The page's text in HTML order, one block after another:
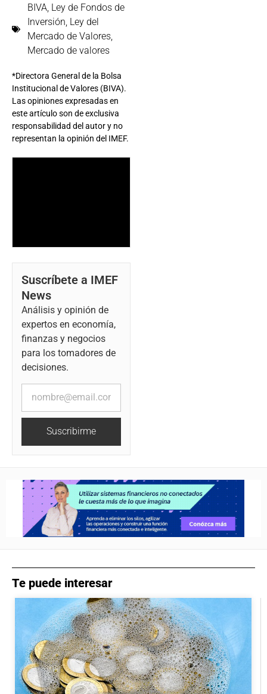
BIVA, Ley de Fondos de
Inversión, Ley del
Mercado de Valores,
Mercado de valores
*Directora General de la Bolsa
Institucional de Valores (BIVA).
Las opiniones expresadas en
este artículo son de exclusiva
responsabilidad del autor y no
representan la opinión del IMEF.
Suscríbete a IMEF
News
Análisis y opinión de
expertos en economía,
finanzas y negocios
para los tomadores de
decisiones.
Suscribirme
Te puede interesar